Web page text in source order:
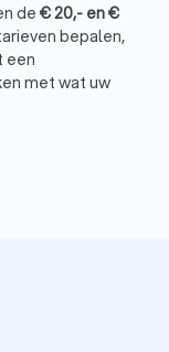
de €20,- en€
bepalen,
een
met wat uw